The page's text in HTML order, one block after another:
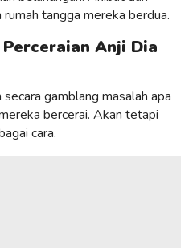
tangga mereka berdua.
Anji Dia
gamblang masalah apa
bercerai. Akan tetapi
cara.